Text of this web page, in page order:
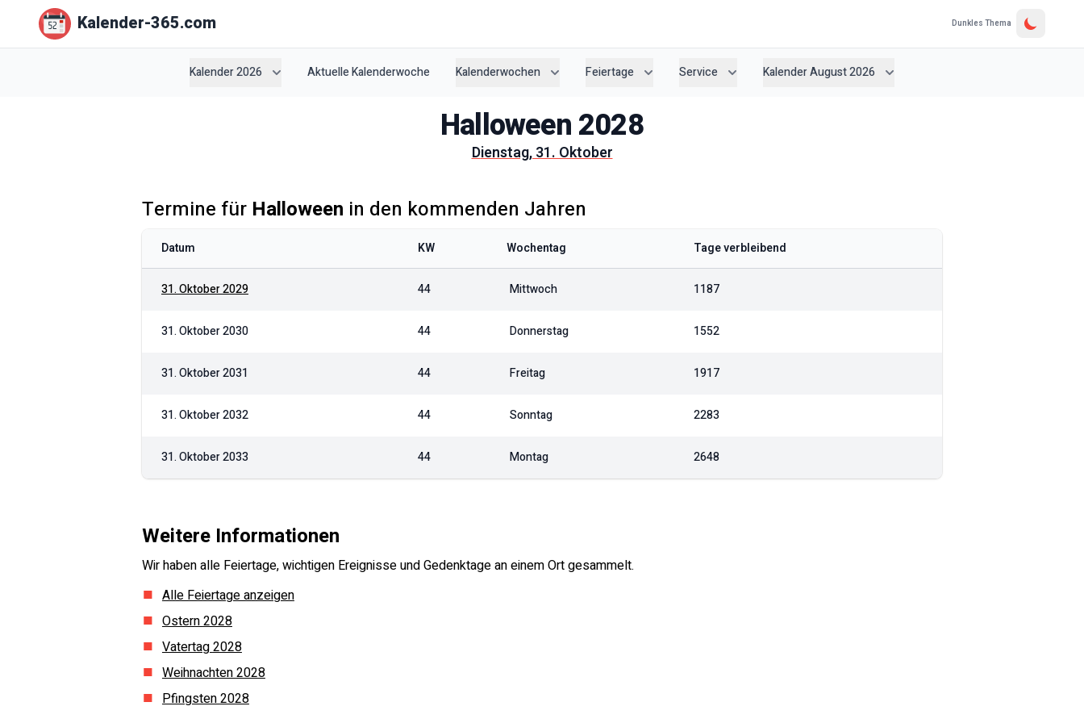
Kalender-365.com Dunkles Thema
Kalender 2026 Aktuelle Kalenderwoche Kalenderwochen Feiertage Service Kalender August 2026
Halloween2028
Dienstag, 31. Oktober
Termine für Halloween in den kommenden Jahren
Datum KW Wochentag Tage verbleibend
31. Oktober 2029 44 Mittwoch 1187
31. Oktober 2030 44 Donnerstag 1552
31. Oktober 2031 44 Freitag 1917
31. Oktober 2032 44 Sonntag 2283
31. Oktober 2033 44 Montag 2648
Weitere Informationen
Wir haben alle Feiertage, wichtigen Ereignisse und Gedenktage an einem Ort gesammelt.
Alle Feiertage anzeigen
Ostern2028
Vatertag2028
Weihnachten2028
Pfingsten2028